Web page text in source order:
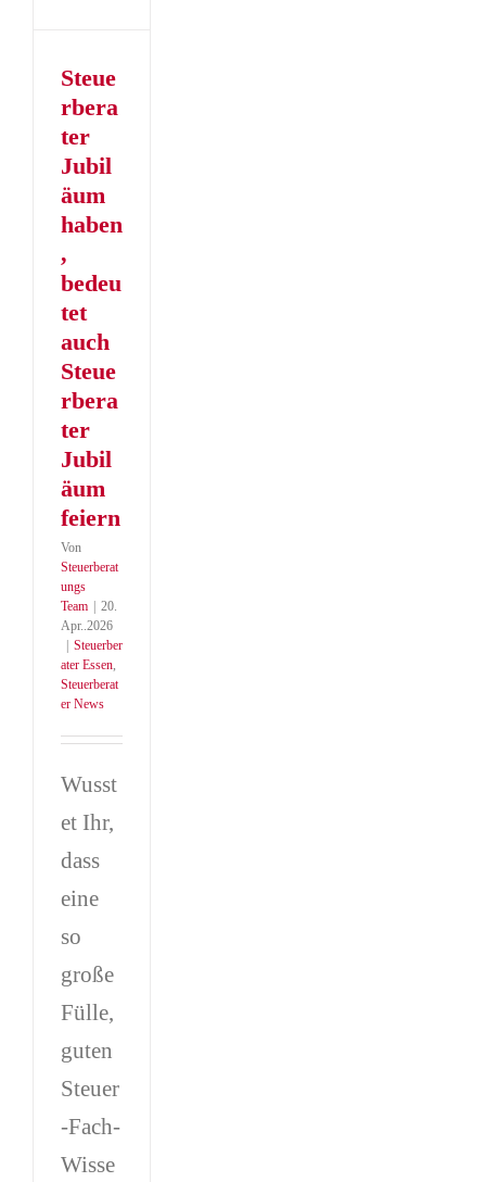
Steue
rbera
ter
Jubil
äum
haben
,
bedeu
tet
auch
Steue
rbera
ter
Jubil
äum
feiern
Von
Steuerberat
ungs
Team
20.
Apr..2026
Steuerber
ater Essen,
Steuerberat
er News
Wusst
et Ihr,
dass
eine
so
große
Fülle,
guten
Steuer
-Fach-
Wisse